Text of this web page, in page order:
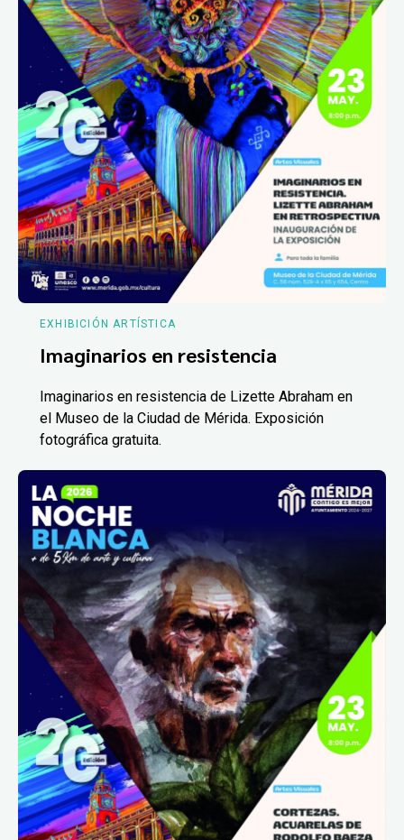
EXHIBICIÓN ARTÍSTICA
Imaginarios en resistencia
Imaginarios en resistencia de Lizette Abraham en
el Museo de la Ciudad de Mérida. Exposición
fotográfica gratuita.